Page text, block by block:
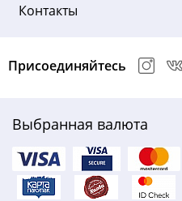
Контакты
Выбранная валюта
Присоединяйтесь